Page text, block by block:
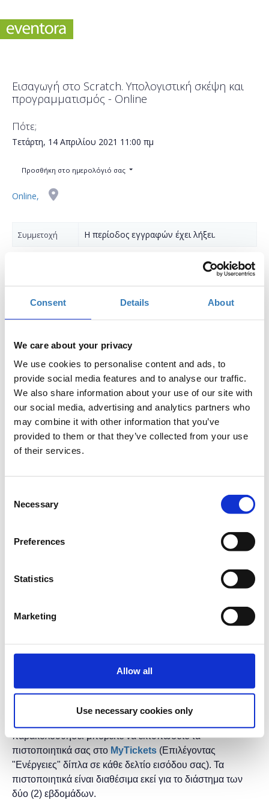
Consent Details About
We care about your privacy
We use cookies to personalise content and ads, to
provide social media features and to analyse our traffic.
We also share information about your use of our site with
our social media, advertising and analytics partners who
may combine it with other information that you’ve
provided to them or that they’ve collected from your use
of their services.
Selection
Necessary
Preferences
Statistics
Marketing
Allow all
Use necessary cookies only
Εισαγωγή στο Scratch. Υπολογιστική σκέψη και
προγραμματισμός - Online
Πότε;
Τετάρτη, 14 Απριλίου 2021 11:00 πμ
Προσθήκη στο ημερολόγιό σας
Online,
Συμμετοχή Η περίοδος εγγραφών έχει λήξει.
Το σεμινάριο απευθύνεται σε όσους επιθυμούν να
έρθουν σε μια πρώτη επαφή με τις βασικές αρχές του
προγραμματισμού με τοScratch. Κατά την διάρκεια
του σεμιναρίου θα αναλυθούν οι βασικές διαστάσεις
της υπολογιστικής σκέψης και οι συμμετέχοντες θα
δημιουργήσουν προγράμματα στο Scratch.
Προδιαγραφές:
καλύτερη διεξαγωγή του σεμιναρίου, μία για την
παρακολούθηση του σεμιναρίου και η δεύτερη για
Διάρκεια προγράμματος: 2 ώρες.
"Microsoft
συμμετοχή για το κοινό είναι
* Τα μαθήματα γίνονται μόνο με online παρουσία μέσω
* Τα μαθήματα με το ίδιο τίτλο έχουν και το ίδιο
περιεχόμενο, οπότε επιλέξτε να κάνετε έγγραφή μόνο σε
ένα, αυτό που σας βολεύει περισσότερο σε ώρες και
παρακολουθήσει μπορείτε να εκτυπώσετε τα
πιστοποιητικά ​σας στο MyTickets (Επιλέγοντας
"Ενέργειες" δίπλα σε κάθε δελτίο εισόδου σας). Τα
πιστοποιητικά είναι διαθέσιμα εκεί για το διάστημα των
δύο (2) εβδομάδων.